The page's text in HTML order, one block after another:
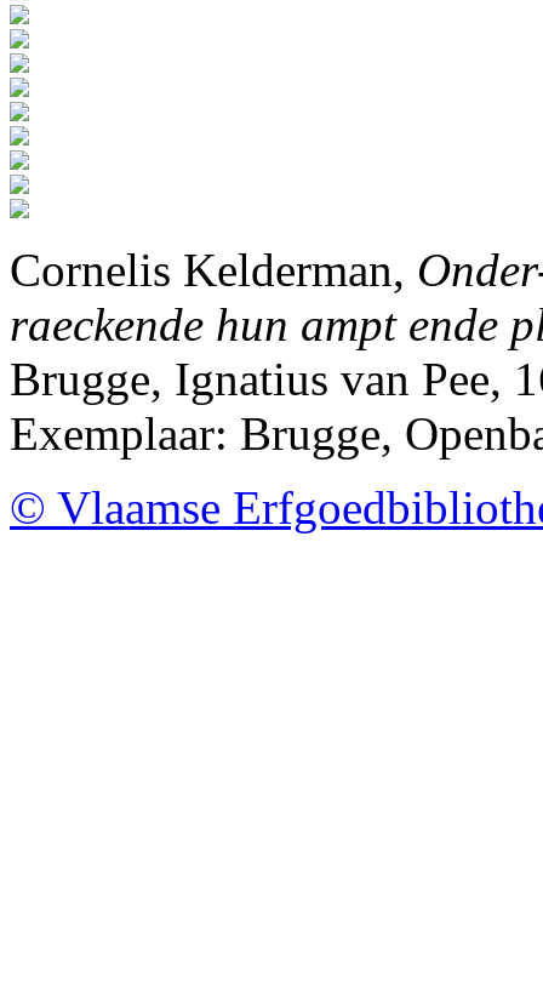
Cornelis Kelderman,
raeckende hun ampt ende
Brugge, Ignatius van Pee,
Exemplaar: Brugge,
© Vlaamse